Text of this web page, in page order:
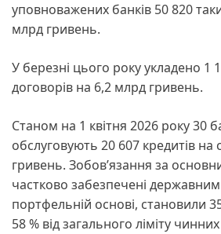
уповноважених банків 50 820
млрд гривень.
У березні цього року укладено 1
договорів на 6,2 млрд гривень.
Станом на 1 квітня 2026 року 30
обслуговують 20 607 кредитів на
гривень. Зобов’язання за
частково забезпечені
портфельній основі, становили
58 % від загального ліміту